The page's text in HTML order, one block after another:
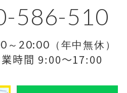
586-510
～20:00（年中無休）
時間 9:00～17:00